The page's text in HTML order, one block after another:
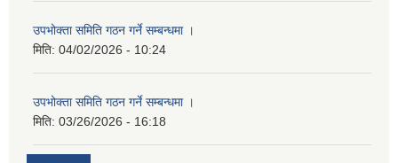
उपभोक्ता समिति गठन गर्ने सम्बन्धमा ।
मिति: 04/02/2026 - 10:24
उपभोक्ता समिति गठन गर्ने सम्बन्धमा ।
मिति: 03/26/2026 - 16:18